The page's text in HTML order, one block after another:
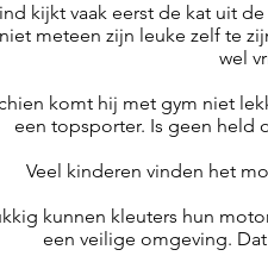
kijkt vaak eerst de kat uit
meteen zijn leuke zelf te
wel
komt hij met gym niet
een topsporter. Is geen held
Veel kinderen vinden het
kunnen kleuters hun
een veilige omgeving.